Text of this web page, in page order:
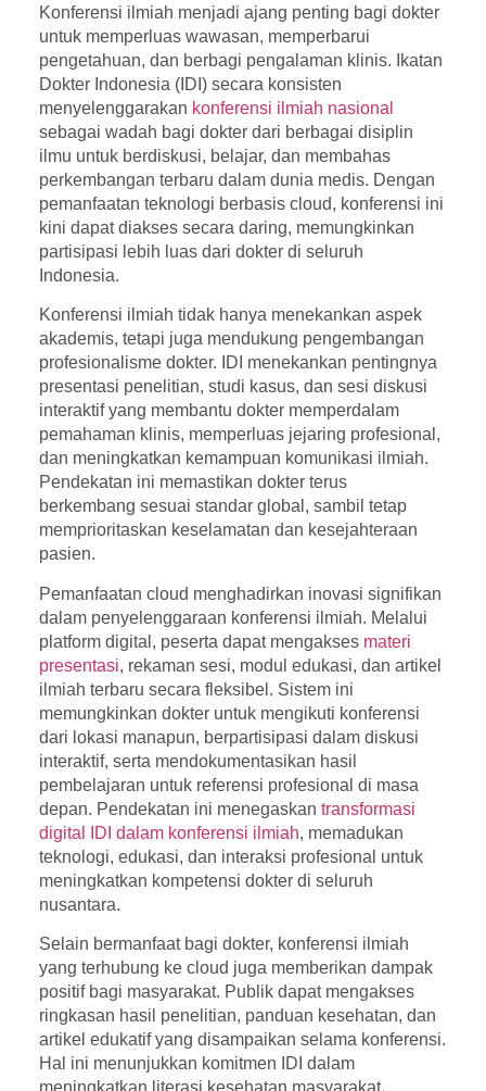
Konferensi ilmiah menjadi ajang penting bagi dokter
untuk memperluas wawasan, memperbarui
pengetahuan, dan berbagi pengalaman klinis. Ikatan
Dokter Indonesia (IDI) secara konsisten
menyelenggarakan konferensi ilmiah nasional
sebagai wadah bagi dokter dari berbagai disiplin
ilmu untuk berdiskusi, belajar, dan membahas
perkembangan terbaru dalam dunia medis. Dengan
pemanfaatan teknologi berbasis cloud, konferensi ini
kini dapat diakses secara daring, memungkinkan
partisipasi lebih luas dari dokter di seluruh
Indonesia.
Konferensi ilmiah tidak hanya menekankan aspek
akademis, tetapi juga mendukung pengembangan
profesionalisme dokter. IDI menekankan pentingnya
presentasi penelitian, studi kasus, dan sesi diskusi
interaktif yang membantu dokter memperdalam
pemahaman klinis, memperluas jejaring profesional,
dan meningkatkan kemampuan komunikasi ilmiah.
Pendekatan ini memastikan dokter terus
berkembang sesuai standar global, sambil tetap
memprioritaskan keselamatan dan kesejahteraan
pasien.
Pemanfaatan cloud menghadirkan inovasi signifikan
dalam penyelenggaraan konferensi ilmiah. Melalui
platform digital, peserta dapat mengakses materi
presentasi, rekaman sesi, modul edukasi, dan artikel
ilmiah terbaru secara fleksibel. Sistem ini
memungkinkan dokter untuk mengikuti konferensi
dari lokasi manapun, berpartisipasi dalam diskusi
interaktif, serta mendokumentasikan hasil
pembelajaran untuk referensi profesional di masa
depan. Pendekatan ini menegaskan transformasi
digital IDI dalam konferensi ilmiah, memadukan
teknologi, edukasi, dan interaksi profesional untuk
meningkatkan kompetensi dokter di seluruh
nusantara.
Selain bermanfaat bagi dokter, konferensi ilmiah
yang terhubung ke cloud juga memberikan dampak
positif bagi masyarakat. Publik dapat mengakses
ringkasan hasil penelitian, panduan kesehatan, dan
artikel edukatif yang disampaikan selama konferensi.
Hal ini menunjukkan komitmen IDI dalam
meningkatkan literasi kesehatan masyarakat,